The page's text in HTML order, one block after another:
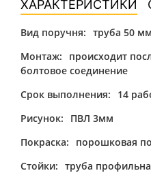
ХАРАКТЕРИСТИКИ
Вид поручня: труба 50
Монтаж:
происходит
болтовое соединение
Срок выполнения:
14
Рисунок:
ПВЛ 3мм
Покраска:
порошковая
Стойки: труба